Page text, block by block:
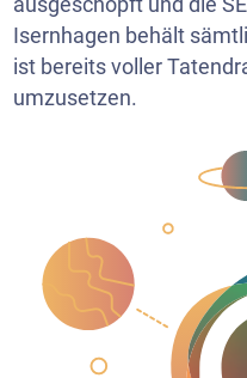
Isernhagen behält
ist bereits voller
umzusetzen.